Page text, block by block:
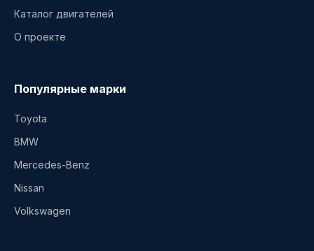
Каталог двигателей
О проекте
Популярные марки
Toyota
BMW
Mercedes-Benz
Nissan
Volkswagen